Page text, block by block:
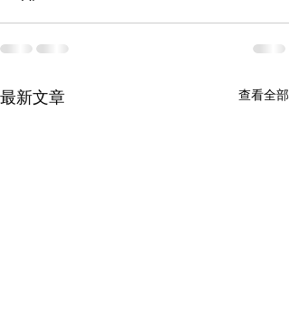
最新文章 查看全部